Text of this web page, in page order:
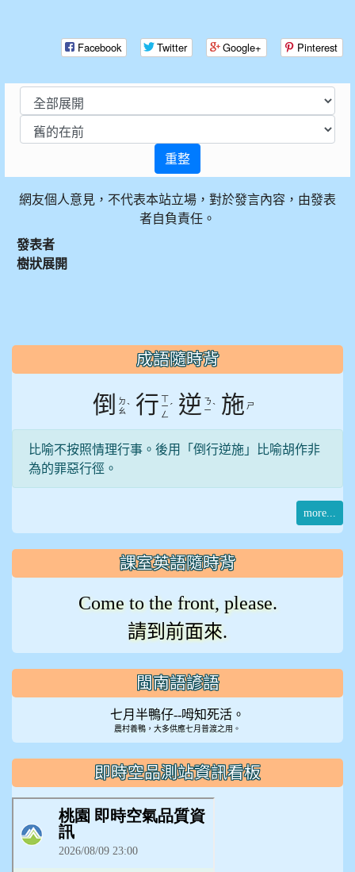
Facebook Twitter Google+ Pinterest
重整
網友個人意見，不代表本站立場，對於發言內容，由發表
者自負責任。
發表者
樹狀展開
::: 成語隨時背
倒
ㄉ
ㄠ ˋ 行 ㄒ
ㄧ
ㄥ
ˊ 逆 ㄋ
ㄧ ˋ 施 ㄕ
比喻不按照情理行事。後用「倒行逆施」比喻胡作非
為的罪惡行徑。
more...
課室英語隨時背
Come to the front, please.
請到前面來.
閩南語諺語
七月半鴨仔--呣知死活。
農村養鴨，大多供應七月普渡之用。
即時空品測站資訊看板